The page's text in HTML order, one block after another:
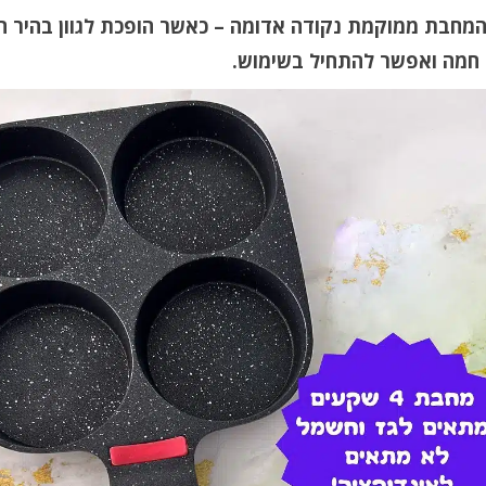
ממוקמת נקודה אדומה – כאשר הופכת לגוון בהיר
חמה ואפשר להתחיל בשימוש.